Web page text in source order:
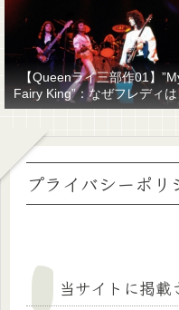
【Queenライ三部作01】
Fairy King”：なぜフレディは
ーキュリーと名乗ったのか
プライバシーポリ
当サイトに掲